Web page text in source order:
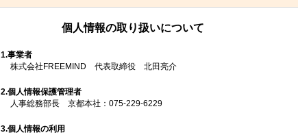
個人情報の取り扱いについて
1.事業者
株式会社FREEMIND 代表取締役 北田亮介
2.個人情報保護管理者
人事総務部長 京都本社：075-229-6229
3.個人情報の利用